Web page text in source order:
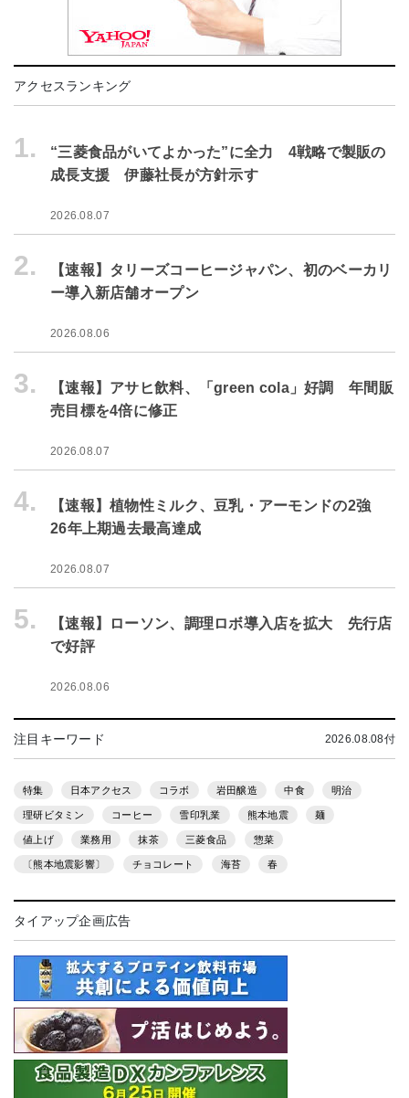
アクセスランキング
1.
“三菱食品がいてよかった”に全力 4戦略で製販の
成長支援 伊藤社長が方針示す
2026.08.07
2.
【速報】タリーズコーヒージャパン、初のベーカリ
ー導入新店舗オープン
2026.08.06
3.
【速報】アサヒ飲料、「green cola」好調 年間販
売目標を4倍に修正
2026.08.07
4.
【速報】植物性ミルク、豆乳・アーモンドの2強
26年上期過去最高達成
2026.08.07
5.
【速報】ローソン、調理ロボ導入店を拡大 先行店
で好評
2026.08.06
注目キーワード 2026.08.08付
特集 日本アクセス コラボ 岩田醸造 中食 明治
理研ビタミン コーヒー 雪印乳業 熊本地震 麺
値上げ 業務用 抹茶 三菱食品 惣菜
〔熊本地震影響〕 チョコレート 海苔 春
タイアップ企画広告